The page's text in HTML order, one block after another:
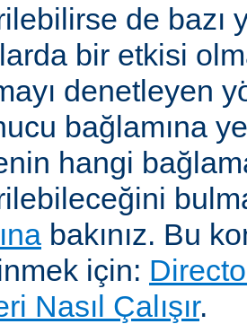
de bazı
bir etkisi
denetleyen
bağlamına
hangi
bakınız. Bu
için:
Nasıl Çalışır.